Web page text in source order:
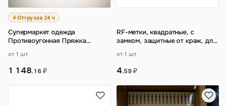
Отгрузка 24 ч
Супермаркет одежда
Противоугонная Пряжка
для разблокировки Пр
от 1 шт
1 148.16 ₽
RF-метки, квадратные, с
замком, защитные от краж, для
оптовые скид
от 1 шт
4.59₽